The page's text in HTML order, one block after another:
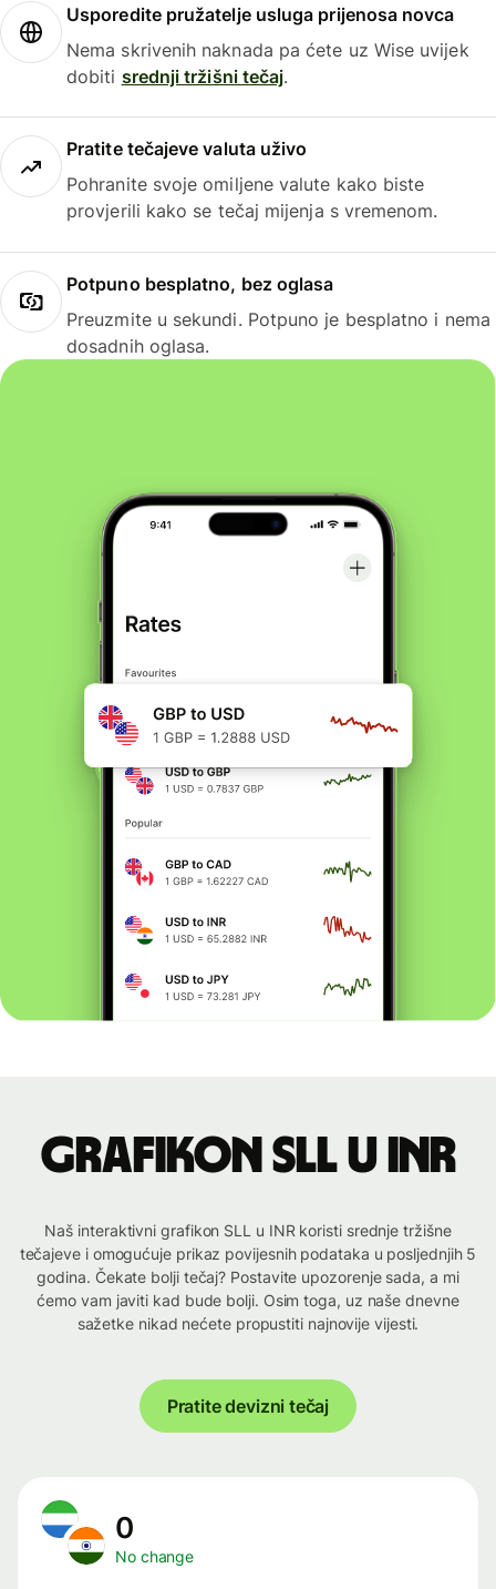
Usporedite pružatelje usluga prijenosa novca
Nema skrivenih naknada pa ćete uz Wise uvijek
dobiti srednji tržišni tečaj.
Pratite tečajeve valuta uživo
Pohranite svoje omiljene valute kako biste
provjerili kako se tečaj mijenja s vremenom.
Potpuno besplatno, bez oglasa
Preuzmite u sekundi. Potpuno je besplatno i nema
dosadnih oglasa.
Grafikon SLL u INR
Naš interaktivni grafikon SLL u INR koristi srednje tržišne
tečajeve i omogućuje prikaz povijesnih podataka u posljednjih 5
godina. Čekate bolji tečaj? Postavite upozorenje sada, a mi
ćemo vam javiti kad bude bolji. Osim toga, uz naše dnevne
sažetke nikad nećete propustiti najnovije vijesti.
Pratite devizni tečaj
0
No change